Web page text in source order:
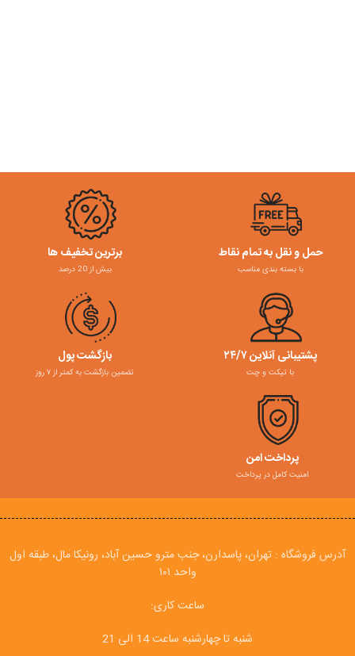
حمل و نقل به تمام نقاط
با بسته بندی مناسب
برترین تخفیف ها
بیش از 20 درصد
پشتیبانی آنلاین ۲۴/۷
با تیکت و چت
بازگشت پول
تضمین بازگشت به کمتر از ۷ روز
پرداخت امن
امنیت کامل در پرداخت
آدرس فروشگاه : تهران، پاسدارن، جنب مترو حسین آباد، رونیکا مال، طبقه اول
واحد ۱۰۱
ساعت کاری:
شنبه تا چهارشنبه ساعت 14 الی 21